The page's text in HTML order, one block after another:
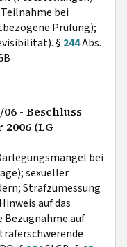
bei
Prüfung);
§ 244Abs.
06 - Beschluss
(LG
bei
sexueller
Strafzumessung
auf das
auf